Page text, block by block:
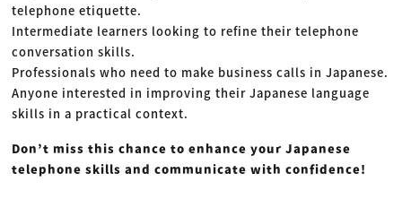
telephone etiquette.
Intermediate learners looking to refine their telephone
conversation skills.
Professionals who need to make business calls in Japanese.
Anyone interested in improving their Japanese language
skills in a practical context.
Don’t miss this chance to enhance your Japanese
telephone skills and communicate with confidence!